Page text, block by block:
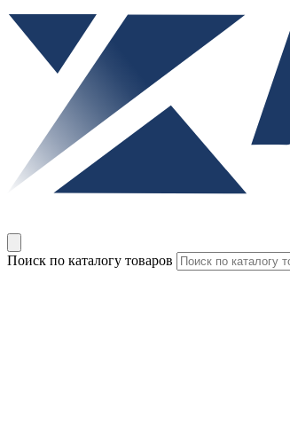
Поиск по каталогу товаров